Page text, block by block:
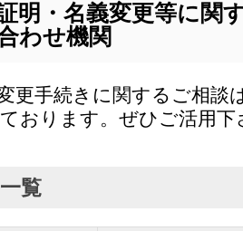
明・名義変更等に関
わせ機関
更手続きに関するご相談
おります。ぜひご活用下
覧